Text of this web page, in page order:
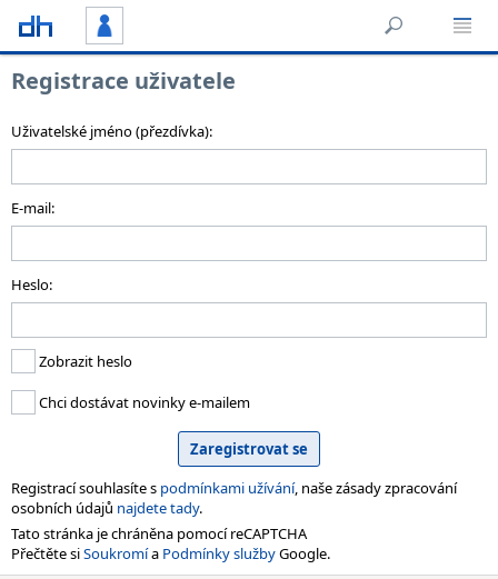
Registrace uživatele
Uživatelské jméno (přezdívka):
E-mail:
Heslo:
Zobrazit heslo
Chci dostávat novinky e-mailem
Registrací souhlasíte s podmínkami užívání, naše zásady zpracování
osobních údajů najdete tady.
Tato stránka je chráněna pomocí reCAPTCHA
Přečtěte siSoukromía Podmínky službyGoogle.